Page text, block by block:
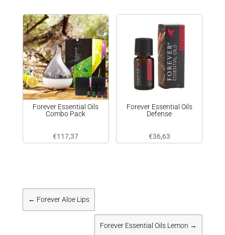
Forever Essential Oils
Combo Pack
€117,37
Forever Essential Oils
Defense
€36,63
← Forever Aloe Lips
Forever Essential Oils Lemon →